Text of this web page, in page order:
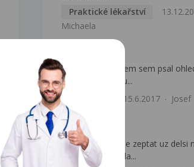
Praktické lékařství
Michaela
Dobrý den, Již jsem sem psal
obavy o rakovinu...
15.6.2017 Josef
Hemoroidy
Dobry den,chci se zeptat uz delsi
ve stolici krev,byla...